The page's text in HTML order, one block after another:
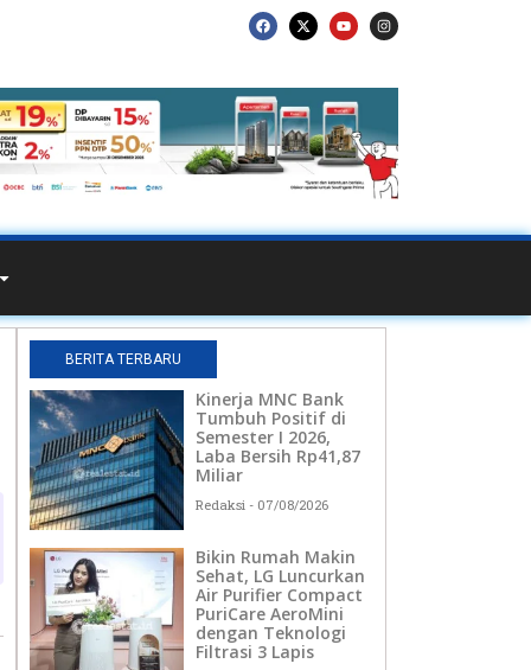
BERITA TERBARU
Kinerja MNC Bank
Tumbuh Positif di
Semester I 2026,
Laba Bersih Rp41,87
Miliar
Redaksi 07/08/2026
Bikin Rumah Makin
Sehat, LG Luncurkan
Air Purifier Compact
PuriCare AeroMini
dengan Teknologi
Filtrasi 3 Lapis